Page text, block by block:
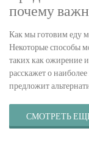
почему
Как мы готовим еду
Некоторые способы
таких как ожирение
расскажет о
предложит
опасных
полезным, изменив
СМОТРЕТЬ